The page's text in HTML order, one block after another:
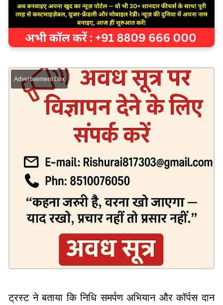
Advertisement Box
ट्रस्ट ने बताया कि निधि समर्पण अभियान और कॉर्पस दान